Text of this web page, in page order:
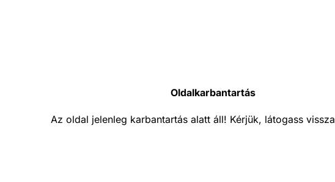
Oldalkarbantartás
Az oldal jelenleg karbantartás alatt áll! Kérjük, látogass